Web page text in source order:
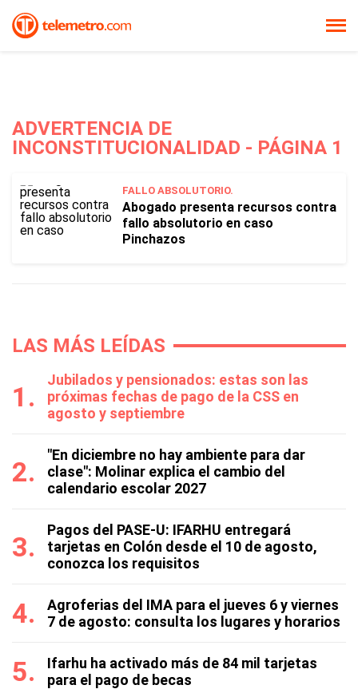
ADVERTENCIA DE
INCONSTITUCIONALIDAD - PÁGINA 1
FALLO ABSOLUTORIO.
Abogado presenta recursos contra
fallo absolutorio en caso
Pinchazos
LAS MÁS LEÍDAS
Jubilados y pensionados: estas son las
próximas fechas de pago de la CSS en
agosto y septiembre
"En diciembre no hay ambiente para dar
clase": Molinar explica el cambio del
calendario escolar 2027
Pagos del PASE-U: IFARHU entregará
tarjetas en Colón desde el 10 de agosto,
conozca los requisitos
Agroferias del IMA para el jueves 6 y viernes
7 de agosto: consulta los lugares y horarios
Ifarhu ha activado más de 84 mil tarjetas
para el pago de becas